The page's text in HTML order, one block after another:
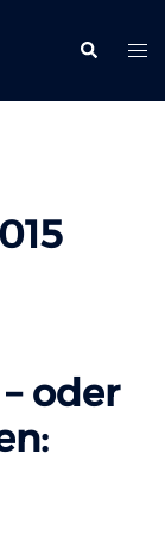
Suche
oder